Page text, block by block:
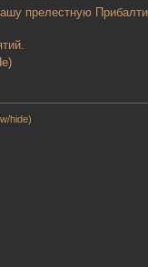
прелестную
hide)